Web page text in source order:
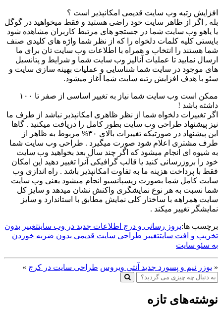
افزایش رتبه وب سایت قدیمی امکانپذیر است ؟
بله , اگر از ظاهر سایت خود راضی هستید و فقط میخواهید در گوگل
یا یاهو وب سایت شما در جستجو های مرتبط کاربران مشاهده شود
بایستی کلیه کلمات دلخواه را که از نظر شما واژه های کلیدی صنف
شما هستند را انتخاب و همراه با اطلاعات وب سایت تان برای ما
ارسال نمایید تا عملیات آنالیز وب سایت شما و شرایط و پتانسیل
های موجود در سایت شما شناسایی و عملیات بهینه سازی سایت و
سئو با هدف افزایش رتبه سایت شما آغاز میشود.
ممکن است وب سایت شما نیاز به تغییر اساسی از صفر تا ۱۰۰
داشته باشد !
اگر تغییرات دلخواه شما از نظر ظاهری امکانپذیر نباشد از طرف ما
نیز پیشنهاد طراحی وب سایت بطور کامل را دریافت میکنید . گاها
این پیشنهاد در صورتیکه تغییرات بالای ۳۰% مربوط به ظاهر از
طرف مشتری اعلام شود صورت میگیرد . طراحی وب سایت شما
به شیوه ای انجام میشود که اگر چند سال بعد بخواهید وب سایت
خود را بروزرسانی کنید یا قالب گرافیکی آنرا تغییر دهید این امکان
فقط با پرداخت هزینه ما به تفاوت امکانپذیر باشد . راه اندازی وب
سایت کامل شما بصورت ریسپانسیو انجام میشود یعنی وب سایت
شما نسبت به هر نوع نمایشگری واکنش نشان میدهد و سایز کل
سایت همراهه با ساختار کلی نمایش مطابق با استاندارد و سایز
نمایشگر تغییر میکند .
برچسب ها:بروز رسانی و درج اطلاعات جدید در وب سایتتغییر بدون
تخریب و افت سایتتغییر طراحی سایت قدیمی بدون ضربه خوردن
به سئو سایت
« یوزر نیم و پسورد جدید آنتی ویروس طراحی سایت در کرج »
نوشته‌های تازه